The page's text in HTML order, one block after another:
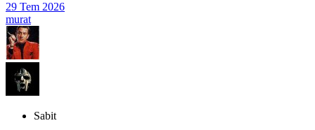
29 Tem 2026
murat
Sabit